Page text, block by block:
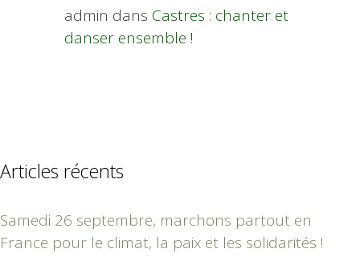
admin dans Castres : chanter et
danser ensemble !
Articles récents
Samedi 26 septembre, marchons partout en
France pour le climat, la paix et les solidarités !